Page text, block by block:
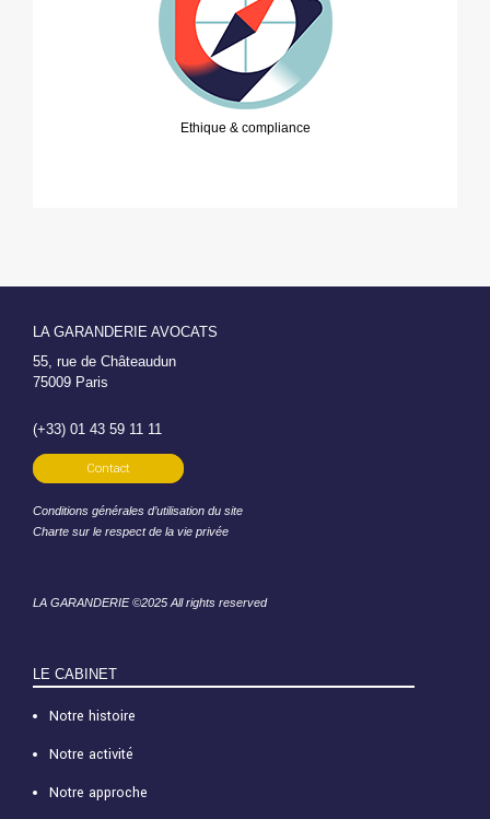
Ethique & compliance
LA GARANDERIE AVOCATS
55, rue de Châteaudun
75009 Paris
(+33) 01 43 59 11 11
Contact
Conditions générales d’utilisation du site
Charte sur le respect de la vie privée
LA GARANDERIE ©2025 All rights reserved
LE CABINET
Notre histoire
Notre activité
Notre approche